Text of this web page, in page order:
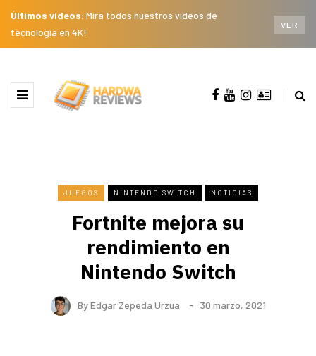
Últimos videos: Mira todos nuestros videos de
tecnología en 4K!
VER
JUEGOS NINTENDO SWITCH NOTICIAS
Fortnite mejora su
rendimiento en
Nintendo Switch
ByEdgar Zepeda Urzua 30 marzo, 2021